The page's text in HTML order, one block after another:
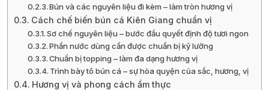
Bún và các nguyên liệu đi kèm – làm tròn hương vị
Cách chế biến bún cá Kiên Giang chuẩn vị
Sơ chế nguyên liệu – bước đầu quyết định độ tươi ngon
Phần nước dùng cần được chuẩn bị kỹ lưỡng
Chuẩn bị topping – làm đa dạng hương vị
Trình bày tô bún cá – sự hòa quyện của sắc, hương, vị
Hương vị và phong cách ẩm thực